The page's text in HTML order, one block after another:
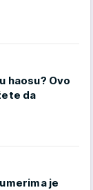
haosu? Ovo
da
je